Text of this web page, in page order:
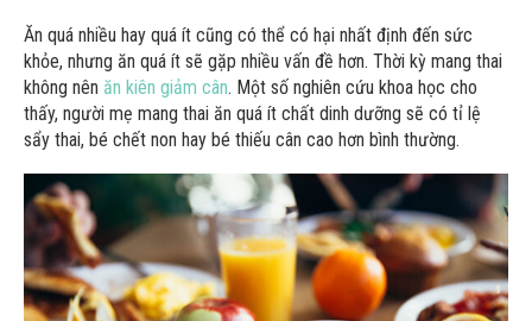
Ăn quá nhiều hay quá ít cũng có thể có hại nhất định đến sức
khỏe, nhưng ăn quá ít sẽ gặp nhiều vấn đề hơn. Thời kỳ mang thai
không nên ăn kiên giảm cân. Một số nghiên cứu khoa học cho
thấy, người mẹ mang thai ăn quá ít chất dinh dưỡng sẽ có tỉ lệ
sẩy thai, bé chết non hay bé thiếu cân cao hơn bình thường.